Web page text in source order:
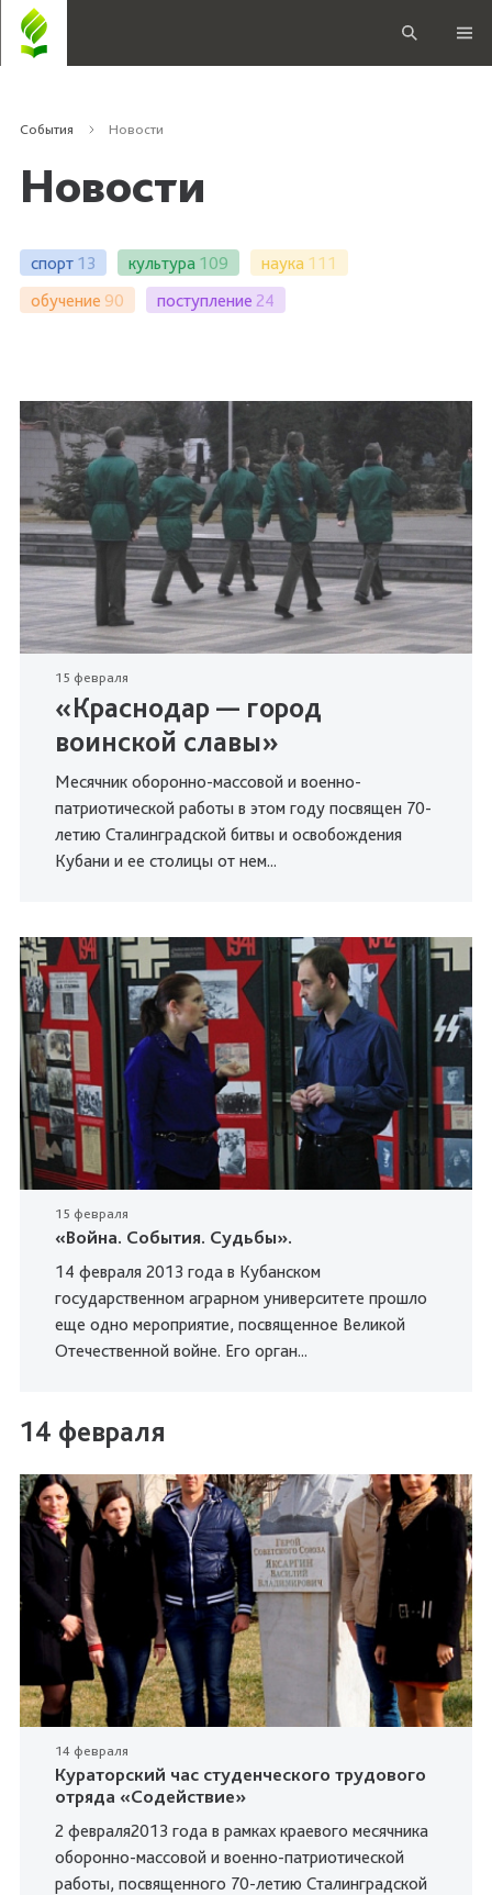
События Новости
Новости
спорт 13 культура 109 наука 111
обучение 90 поступление 24
15 февраля
«Краснодар — город
воинской славы»
Месячник оборонно-массовой и военно-
патриотической работы в этом году посвящен 70-
летию Сталинградской битвы и освобождения
Кубани и ее столицы от нем...
15 февраля
«Война. События. Судьбы».
14 февраля 2013 года в Кубанском
государственном аграрном университете прошло
еще одно мероприятие, посвященное Великой
Отечественной войне. Его орган...
14 февраля
14 февраля
Кураторский час студенческого трудового
отряда «Содействие»
2 февраля2013 года в рамках краевого месячника
оборонно-массовой и военно-патриотической
работы, посвященного 70-летию Сталинградской